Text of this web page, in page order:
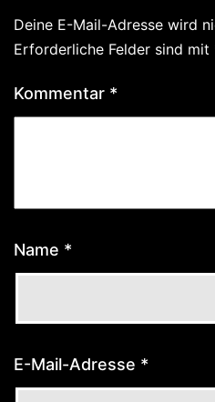
Deine E-Mail-Adresse wird
Erforderliche Felder sind mit
Kommentar *
Name *
E-Mail-Adresse *